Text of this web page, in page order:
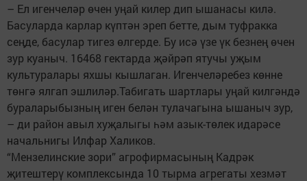
– Ел игенчеләр өчен уңай килер дип ышанасы килә.
Басуларда карлар күптән эреп бетте, дым туфракка
сеңде, басулар тигез өлгерде. Бу исә үзе үк безнең өчен
зур куаныч. 16468 гектарда җәйрәп ятучы уҗым
культуралары яхшы кышлаган. Игенчеләребез көнне
төнгә ялгап эшлиләр.Табигать шартлары уңай килгәндә
бураларыбызның иген белән тулачагына ышаныч зур,
– ди район авыл хуҗалыгы һәм азык-төлек идарәсе
начальнигы Илфар Халиков.
“Мензелинские зори” агрофирмасының Кадрәк
җитештерү комплексында 10 тырма агрегаты хезмәт